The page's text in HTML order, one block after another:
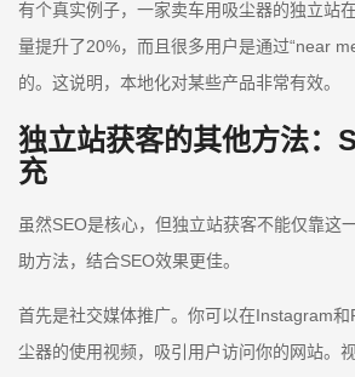
有个真实例子，一家卖车用吸尘器的独立站
量提升了20%，而且很多用户是通过“near
的。这说明，本地化对某些产品非常有效。
独立站获客的其他方法：
充
虽然SEO是核心，但独立站获客不能仅靠这
助方法，结合SEO效果更佳。
首先是社交媒体推广。你可以在Instagram
尘器的使用视频，吸引用户访问你的网站。